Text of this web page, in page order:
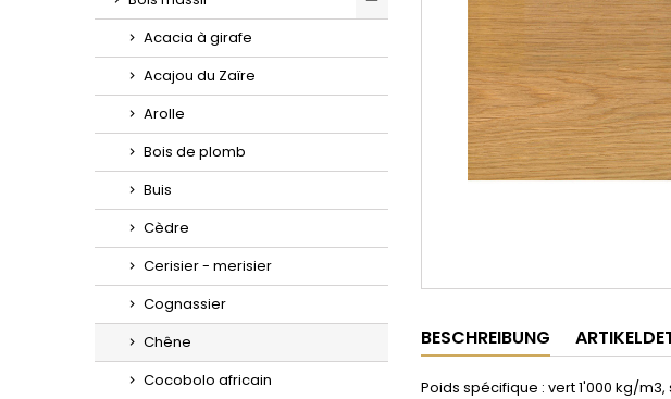
Toggle
Acacia à girafe
Acajou du Zaïre
Arolle
Bois de plomb
Buis
Cèdre
Cerisier - merisier
Cognassier
Chêne
Cocobolo africain
BESCHREIBUNG
Poids spécifique : vert 1'000 kg/